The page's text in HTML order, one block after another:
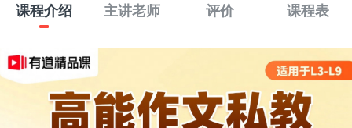
课程介绍 主讲老师 评价 课程表